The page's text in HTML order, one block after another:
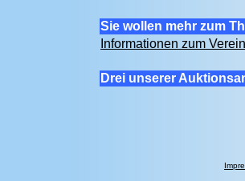
Sie wollen mehr zum
Informationen zum Verein
Drei unserer